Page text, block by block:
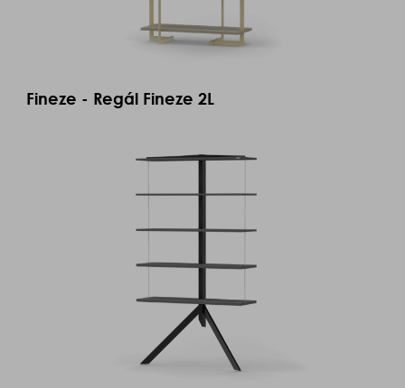
Fineze - Regál Fineze 2L